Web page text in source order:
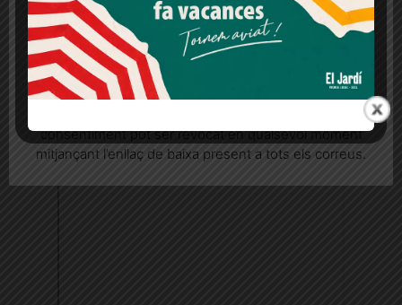
Més informació Acceptar Rebutjar tot
Quan l’usuari crea un compte al Diari el Jardí, dona el
seu consentiment explícit per rebre comunicacions
consentiment pot ser revocat en qualsevol moment
mitjançant l’enllaç de baixa present a tots els correus.